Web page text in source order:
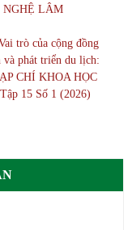
NGHỆ LÂM
trò của cộng đồng
và phát triển du lịch:
CHÍ KHOA HỌC
15 Số 1 (2026)